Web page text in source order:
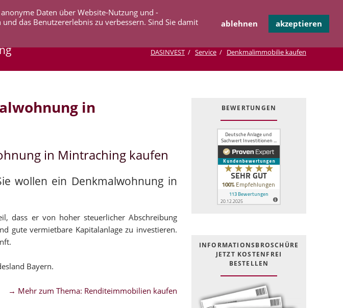
Daten über Website-Nutzung und -
das Benutzererlebnis zu verbessern. Sind Sie damit
ablehnen akzeptieren
überspringen
SERVICE KOOPERATION KONTAKT
DASINVEST Service Denkmalimmobilie kaufen
in
in Mintraching kaufen
wollen ein Denkmalwohnung in
dass er von hoher steuerlicher Abschreibung
gute vermietbare Kapitalanlage zu investieren.
Bayern.
→ Mehr zum Thema: Renditeimmobilien kaufen
BEWERTUNGEN
INFOR­MATIONS­BROSCHÜRE
JETZT KOSTEN­FREI
BESTELLEN